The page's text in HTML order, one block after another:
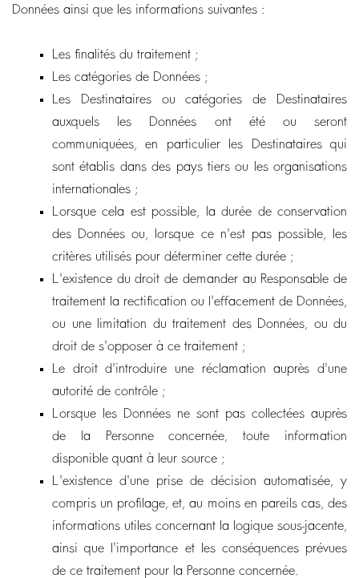
Données ainsi que les informations suivantes :
Les finalités du traitement ;
Les catégories de Données ;
Les Destinataires ou catégories de Destinataires
auxquels les Données ont été ou seront
communiquées, en particulier les Destinataires qui
sont établis dans des pays tiers ou les organisations
internationales ;
Lorsque cela est possible, la durée de conservation
des Données ou, lorsque ce n'est pas possible, les
critères utilisés pour déterminer cette durée ;
L'existence du droit de demander au Responsable de
traitement la rectification ou l'effacement de Données,
ou une limitation du traitement des Données, ou du
droit de s'opposer à ce traitement ;
Le droit d'introduire une réclamation auprès d'une
autorité de contrôle ;
Lorsque les Données ne sont pas collectées auprès
de la Personne concernée, toute information
disponible quant à leur source ;
L'existence d'une prise de décision automatisée, y
compris un profilage, et, au moins en pareils cas, des
informations utiles concernant la logique sous-jacente,
ainsi que l'importance et les conséquences prévues
de ce traitement pour la Personne concernée.